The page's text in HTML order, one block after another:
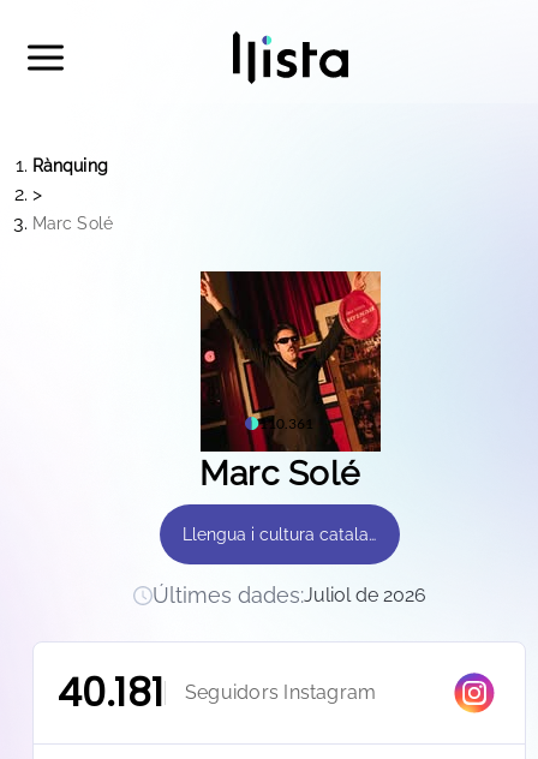
Rànquing
>
Marc Solé
110.361
Marc Solé
Llengua i cultura catalana
Últimes dades:Juliol de 2026
40.181 Seguidors Instagram